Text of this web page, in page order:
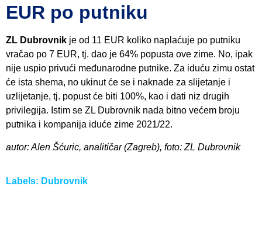
EUR po putniku
ZL Dubrovnik je od 11 EUR koliko naplaćuje po putniku
vračao po 7 EUR, tj. dao je 64% popusta ove zime. No, ipak
nije uspio privući međunarodne putnike. Za iduću zimu ostat
će ista shema, no ukinut će se i naknade za slijetanje i
uzlijetanje, tj. popust će biti 100%, kao i dati niz drugih
privilegija. Istim se ZL Dubrovnik nada bitno većem broju
putnika i kompanija iduće zime 2021/22.
autor: Alen Šćuric, analitičar (Zagreb), foto: ZL Dubrovnik
Labels: Dubrovnik